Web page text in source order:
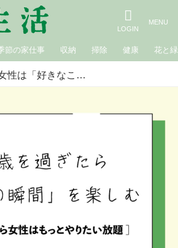
節の家仕事 収納 掃除 健康 花と緑
60歳から女性は「好きなこと」だけをして、嫌なことはやらなくていい。60歳から女性はもっとやりたい放題／精神科医・和田秀樹さん